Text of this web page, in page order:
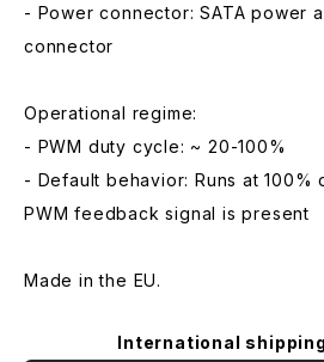
- Power connector: SATA power
connector
Operational regime:
- PWM duty cycle: ~ 20-100%
- Default behavior: Runs at 100%
PWM feedback signal is present
Made in the EU.
International